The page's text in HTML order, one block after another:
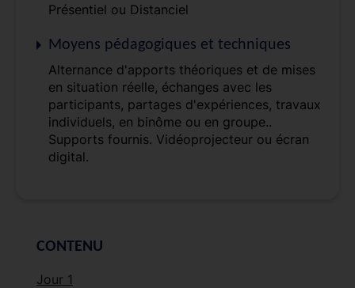
Présentiel ou Distanciel
Moyens pédagogiques et techniques
Alternance d'apports théoriques et de mises
en situation réelle, échanges avec les
participants, partages d'expériences, travaux
individuels, en binôme ou en groupe..
Supports fournis. Vidéoprojecteur ou écran
digital.
CONTENU
Jour 1